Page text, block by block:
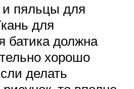
пяльцы для
для
батика должна
хорошо
делать